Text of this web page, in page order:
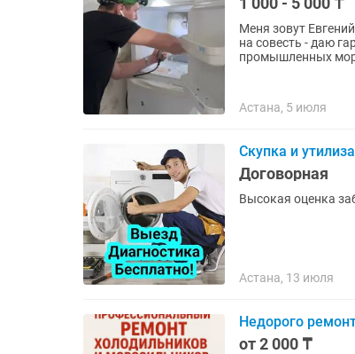
Меня зовут
на совесть - даю
промышленных
Астана, 5 июля
Скупка и
Договорная
Высокая оценка
Астана, 13 июля
Недорого
от 2 000 ₸